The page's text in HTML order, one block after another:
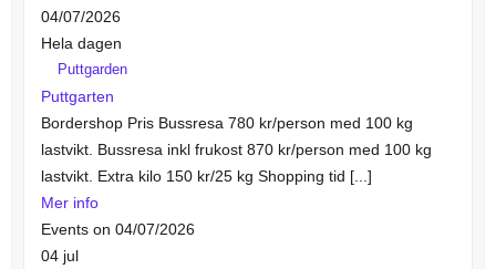
04/07/2026
Hela dagen
Puttgarden
Puttgarten
Bordershop Pris Bussresa 780 kr/person med 100 kg
lastvikt. Bussresa inkl frukost 870 kr/person med 100 kg
lastvikt. Extra kilo 150 kr/25 kg Shopping tid [...]
Mer info
Events on 04/07/2026
04 jul